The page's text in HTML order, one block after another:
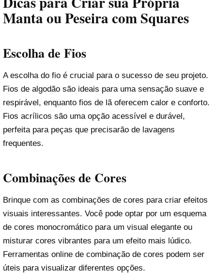
Manta ou Peseira com Squares
Escolha de Fios
A escolha do fio é crucial para o sucesso de seu projeto.
Fios de algodão são ideais para uma sensação suave e
respirável, enquanto fios de lã oferecem calor e conforto.
Fios acrílicos são uma opção acessível e durável,
perfeita para peças que precisarão de lavagens
frequentes.
Combinações de Cores
Brinque com as combinações de cores para criar efeitos
visuais interessantes. Você pode optar por um esquema
de cores monocromático para um visual elegante ou
misturar cores vibrantes para um efeito mais lúdico.
Ferramentas online de combinação de cores podem ser
úteis para visualizar diferentes opções.